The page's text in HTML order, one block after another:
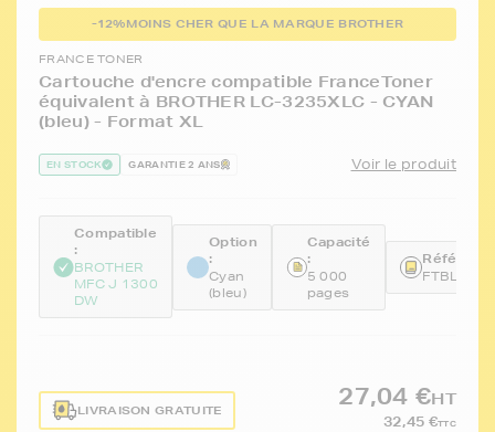
-12%MOINS CHER QUE LA MARQUE BROTHER
FRANCE TONER
Cartouche d'encre compatible FranceToner
équivalent à BROTHER LC-3235XLC - CYAN
(bleu) - Format XL
EN STOCK GARANTIE 2 ANS Voir le produit
Compatible
:
BROTHER
MFC J 1300
DW
Option
:
Cyan
(bleu)
Capacité
:
5 000
pages
LIVRAISON GRATUITE
27,04 €HT
32,45 €TTC